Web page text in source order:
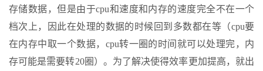
存储数据，但是由于cpu和速度和内存的速度完全不在一个
档次上，因此在处理的数据的时候回到多数都在等（cpu要
在内存中取一个数据，cpu转一圈的时间就可以处理完，内
存可能是需要转20圈）。为了解决使得效率更加提高，就出